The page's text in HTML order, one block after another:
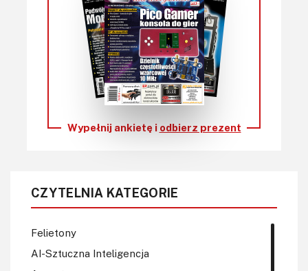
Wypełnij ankietę i odbierz prezent
CZYTELNIA KATEGORIE
Felietony
AI-Sztuczna Inteligencja